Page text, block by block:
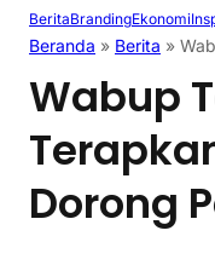
BeritaBrandingEkonomi
Beranda » Berita »
Wabup
Dorong